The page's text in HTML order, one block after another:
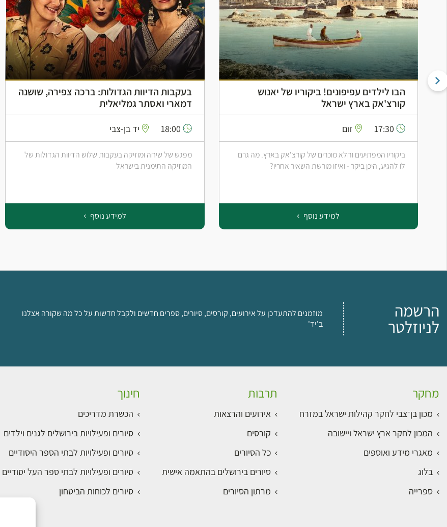
הבו לילדים עפיפונים! ביקוריו של יאנוש
קורצ'אק בארץ ישראל
17:30 זום
ביקוריו המפתיעים והלא מוכרים של קורצ'אק בארץ. מה גרם
לו להגיע, היכן ביקר - ואיזו מורשת השאיר אחריו?
למידע נוסף
בעקבות הדיוות הגדולות: ברכה צפירה, שושנה
דמארי ואסתר גמליאלית
יד בן-צבי
מפגש של שיחה ומוזיקה בעקבות שלוש הדיוות הגדולות של
המוזיקה התימנית בישראל
למידע נוסף
הרשמה
לניוזלטר
מוזמנים להתעדכן על אירועים, קורסים, סיורים, ספרים חדשים ולקבל חדשות על כל מה שקורה אצלנו
ב'יד'
מחקר
מכון בן־צבי לחקר קהילות ישראל במזרח
המכון לחקר ארץ ישראל ויישובה
מאגרי מידע ואוספים
בלוג
ספרייה
תרבות
אירועים והרצאות
קורסים
כל הסיורים
סיורים בירושלים בהתאמה אישית
מרתון הסיורים
חינוך
הכשרת מדריכים
סיורים ופעילויות בירושלים לגנים וילדים
סיורים ופעילויות לבתי הספר היסודיים
סיורים ופעילויות לבתי ספר העל יסודיים
סיורים לכוחות הביטחון